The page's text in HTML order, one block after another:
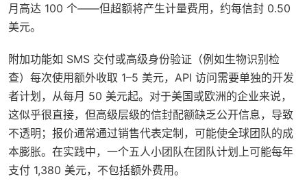
月高达 100 个——但超额将产生计量费用，约每信封 0.50
美元。
附加功能如 SMS 交付或高级身份验证（例如生物识别检
查）每次使用额外收取 1–5 美元，API 访问需要单独的开发
者计划，从每月 50 美元起。对于美国或欧洲的企业来说，
这似乎很直接，但高级层级的信封配额缺乏公开信息，导致
不透明；报价通常通过销售代表定制，可能使全球团队的成
本膨胀。在实践中，一个五人小团队在团队计划上可能每年
支付 1,380 美元，不包括额外费用。